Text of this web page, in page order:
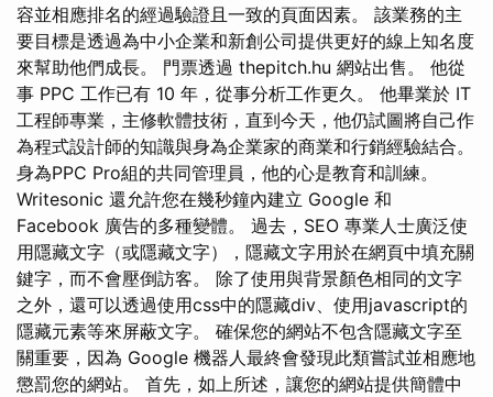
容並相應排名的經過驗證且一致的頁面因素。 該業務的主
要目標是透過為中小企業和新創公司提供更好的線上知名度
來幫助他們成長。 門票透過 thepitch.hu 網站出售。 他從
事 PPC 工作已有 10 年，從事分析工作更久。 他畢業於 IT
工程師專業，主修軟體技術，直到今天，他仍試圖將自己作
為程式設計師的知識與身為企業家的商業和行銷經驗結合。
身為PPC Pro組的共同管理員，他的心是教育和訓練。
Writesonic 還允許您在幾秒鐘內建立 Google 和
Facebook 廣告的多種變體。 過去，SEO 專業人士廣泛使
用隱藏文字（或隱藏文字），隱藏文字用於在網頁中填充關
鍵字，而不會壓倒訪客。 除了使用與背景顏色相同的文字
之外，還可以透過使用css中的隱藏div、使用javascript的
隱藏元素等來屏蔽文字。 確保您的網站不包含隱藏文字至
關重要，因為 Google 機器人最終會發現此類嘗試並相應地
懲罰您的網站。 首先，如上所述，讓您的網站提供簡體中